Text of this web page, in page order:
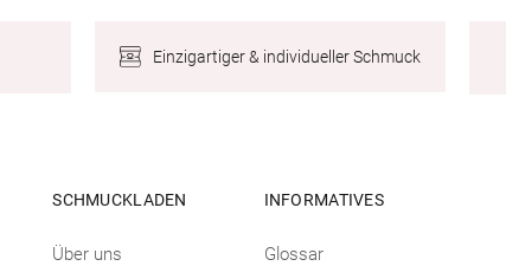
Einzigartiger & individueller Schmuck
SCHMUCKLADEN
Über uns
INFORMATIVES
Glossar